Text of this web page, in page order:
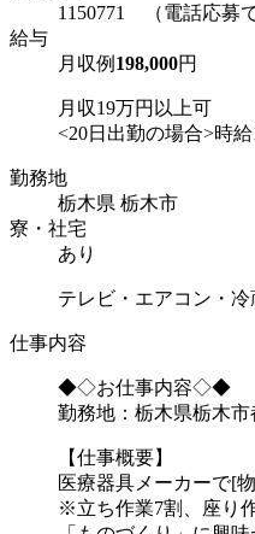
1150771 （電話応募
給与
月収例 198,000円
月収19万円以上可
<20日出勤の場合>時給
勤務地
栃木県 栃木市
寮・社宅
あり
テレビ・エアコン・
仕事内容
◆◇お仕事内容◇◆
勤務地：栃木県栃木市
【仕事概要】
医療器具メーカーで[
※立ち作業7割、座り